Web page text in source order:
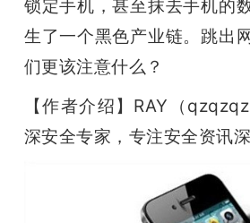
锁定手机，甚至抹去手机的
生了一个黑色产业链。跳出
们更该注意什么？
【作者介绍】RAY（
深安全专家，专注安全资讯深